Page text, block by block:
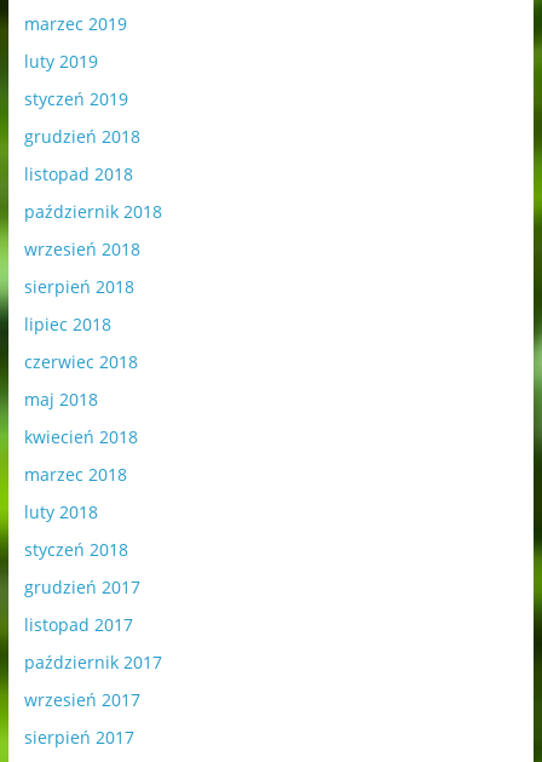
marzec 2019
luty 2019
styczeń 2019
grudzień 2018
listopad 2018
październik 2018
wrzesień 2018
sierpień 2018
lipiec 2018
czerwiec 2018
maj 2018
kwiecień 2018
marzec 2018
luty 2018
styczeń 2018
grudzień 2017
listopad 2017
październik 2017
wrzesień 2017
sierpień 2017